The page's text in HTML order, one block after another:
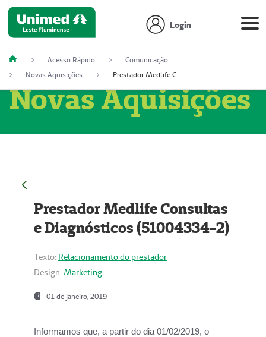
Login
Acesso Rápido
Comunicação
Novas Aquisições
Prestador Medlife Consultas e Diagnósticos (51004334-2)
Novas Aquisições
Prestador Medlife Consultas
e Diagnósticos (51004334-2)
Texto: Relacionamento do prestador
Design: Marketing
01 de janeiro, 2019
Informamos que, a partir do dia 01/02/2019, o